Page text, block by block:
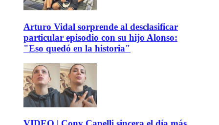
Arturo Vidal sorprende al desclasificar
particular episodio con su hijo Alonso:
"Eso quedó en la historia"